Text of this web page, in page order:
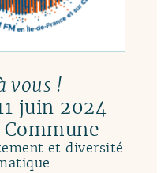
vous !
juin 2024
et diversité